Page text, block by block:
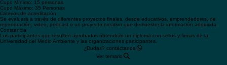
Número de
participantes
Cupo Mínimo: 15 personas
Cupo Máximo: 35 Personas
Criterios de acreditación
Se evaluará a través de diferentes proyectos finales, desde educativos, emprendedores, de
regeneración, video, podcast o un proyecto creativo que demuestre la información adquirida.
Los participantes que resulten aprobados obtendrán un diploma con sellos y firmas de la
Universidad del Medio Ambiente y las organizaciones participantes.